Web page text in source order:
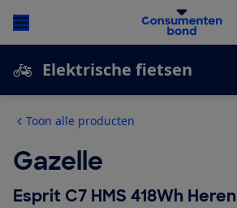
Elektrische fietsen
Toon alle producten
Gazelle
Esprit C7 HMS 418Wh Heren